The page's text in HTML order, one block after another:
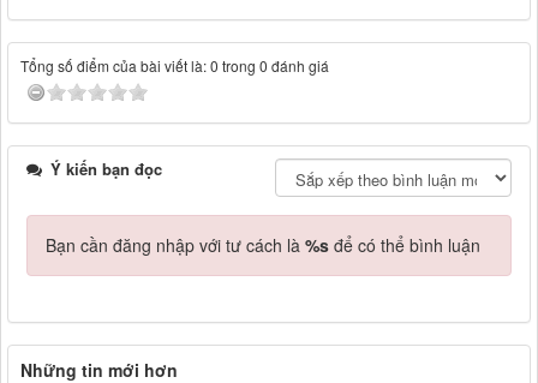
Tổng số điểm của bài viết là: 0 trong 0 đánh giá
Ý kiến bạn đọc
Bạn cần đăng nhập với tư cách là %s để có thể bình luận
Những tin mới hơn